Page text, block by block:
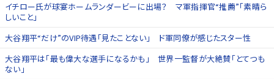
イチロー氏が球宴ホームランダービーに出場？ マ軍指揮官“推薦”「素晴ら
しいこと」
大谷翔平“だけ”のVIP待遇「見たことない」 ド軍同僚が感じたスター性
大谷翔平は「最も偉大な選手になるかも」 世界一監督が大絶賛「とてつも
ない」